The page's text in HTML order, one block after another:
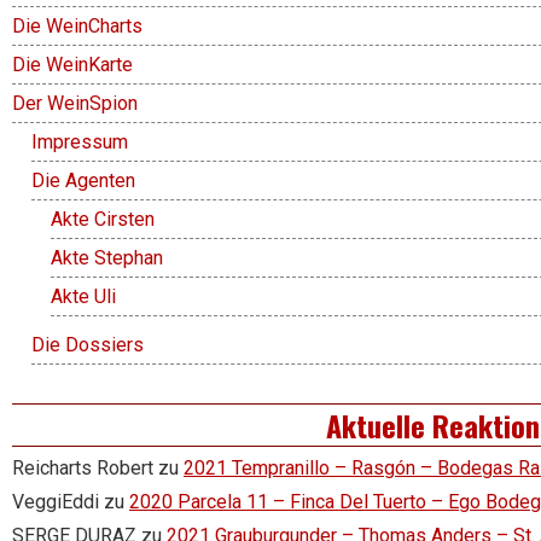
Die WeinCharts
Die WeinKarte
Der WeinSpion
Impressum
Die Agenten
Akte Cirsten
Akte Stephan
Akte Uli
Die Dossiers
Aktuelle
Reicharts Robert zu 2021 Tempranillo – Rasgón – Bodegas
VeggiEddi zu 2020 Parcela 11 – Finca Del Tuerto – Ego
SERGE DURAZ zu 2021 Grauburgunder – Thomas Anders – St.